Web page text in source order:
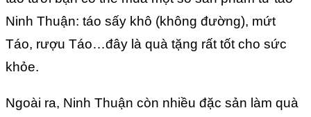
Ninh Thuận: táo sấy khô (không đường), mứt
Táo, rượu Táo…đây là quà tặng rất tốt cho sức
khỏe.
Ngoài ra, Ninh Thuận còn nhiều đặc sản làm quà